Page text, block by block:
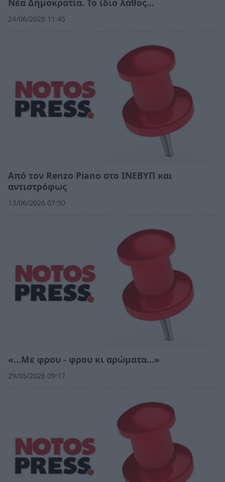
Νέα Δημοκρατία. Το ίδιο λάθος…
24/06/2026 11:45
Από τον Renzo Piano στο ΙΝΕΒΥΠ και
αντιστρόφως
13/06/2026 07:50
«…Με φρου - φρου κι αρώματα…»
29/05/2026 09:17